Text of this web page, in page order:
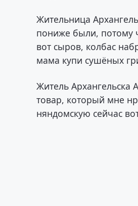
Жительница
пониже были, потому
вот сыров, колбас
мама купи сушёных
Житель
товар, который мне
няндомскую сейчас